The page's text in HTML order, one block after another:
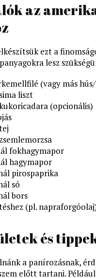
az
ezt a
lesz
(vagy más
liszt
kukoricadara (opcionális)
fokhagymapor
hagymapor
pirospaprika
só
bors
(pl.
és
a panírozásnak,
előtt tartani.